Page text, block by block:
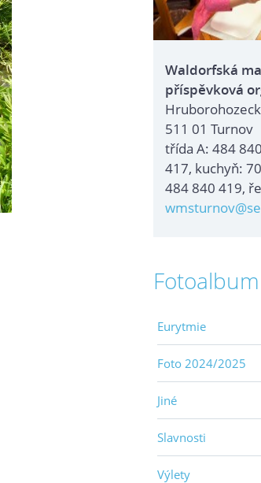
Waldorfská
příspěvková
511 01 Turnov
třída A: 484
417, kuchyň:
484 840 419,
Fotoalbum
Eurytmie
Foto 2024/2025
Jiné
Slavnosti
Výlety